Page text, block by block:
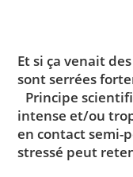
Et si ça venait
sont serrées
Principe
intense et/ou
en contact semi-
stressé peut